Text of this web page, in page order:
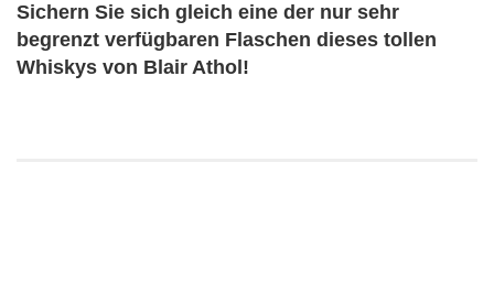
Sichern Sie sich gleich eine der nur sehr
begrenzt verfügbaren Flaschen dieses tollen
Whiskys von Blair Athol!